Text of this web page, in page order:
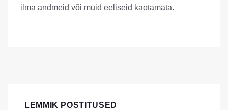
ilma andmeid või muid eeliseid kaotamata.
LEMMIK POSTITUSED